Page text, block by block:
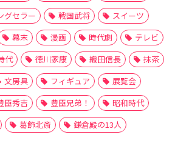
グセラー 戦国武将
スイーツ
幕末 漫画 時代劇
テレビ
代 徳川家康 織田信長
抹茶
文房具 フィギュア
展覧会
臣秀吉 豊臣兄弟！
昭和時代
葛飾北斎 鎌倉殿の13人